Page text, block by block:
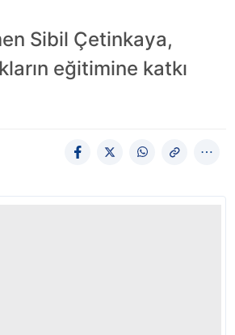
Sibil Çetinkaya,
eğitimine katkı